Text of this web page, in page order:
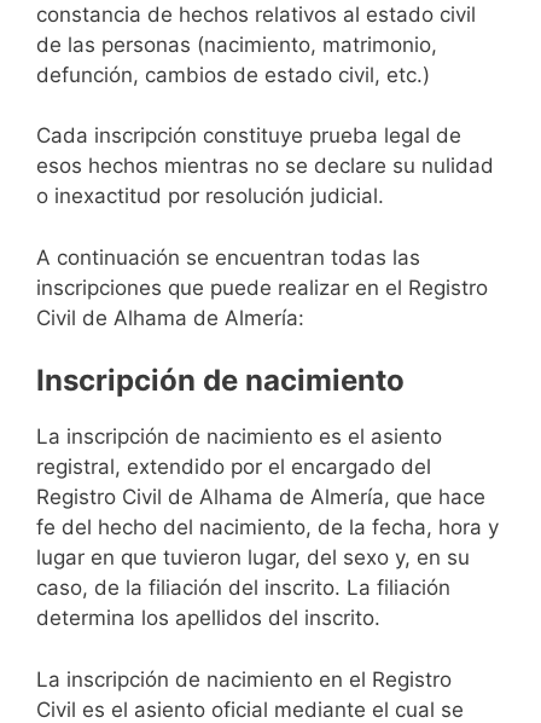
constancia de hechos relativos al estado civil
de las personas (nacimiento, matrimonio,
defunción, cambios de estado civil, etc.)
Cada inscripción constituye prueba legal de
esos hechos mientras no se declare su nulidad
o inexactitud por resolución judicial.
A continuación se encuentran todas las
inscripciones que puede realizar en el Registro
Civil de Alhama de Almería:
Inscripción de nacimiento
La inscripción de nacimiento es el asiento
registral, extendido por el encargado del
Registro Civil de Alhama de Almería, que hace
fe del hecho del nacimiento, de la fecha, hora y
lugar en que tuvieron lugar, del sexo y, en su
caso, de la filiación del inscrito. La filiación
determina los apellidos del inscrito.
La inscripción de nacimiento en el Registro
Civil es el asiento oficial mediante el cual se